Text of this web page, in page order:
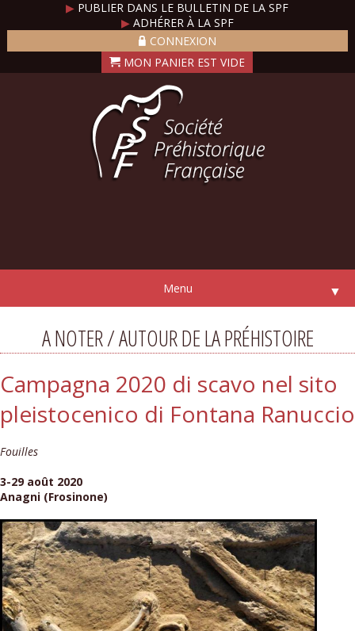
▶ PUBLIER DANS LE BULLETIN DE LA SPF
▶ADHÉRER À LA SPF
CONNEXION
Menu ▼
A NOTER / AUTOUR DE LA PRÉHISTOIRE
Campagna 2020 di scavo nel sito
pleistocenico di Fontana Ranuccio
Fouilles
3-29 août 2020
Anagni (Frosinone)